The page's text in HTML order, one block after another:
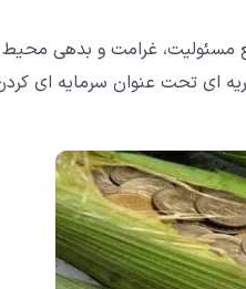
سال 1980 با عنوان قانون جامع مسئولیت،
در سال 1990، به انتشار نشریه ای تحت